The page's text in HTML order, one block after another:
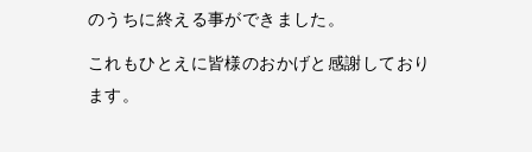
のうちに終える事ができました。
これもひとえに皆様のおかげと感謝しており
ます。